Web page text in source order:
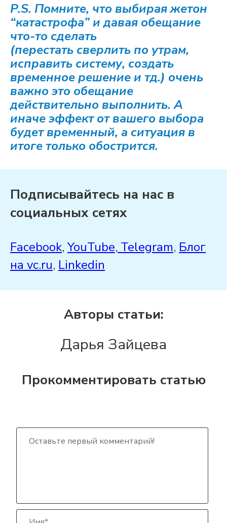
P.S. Помните, что выбирая жетон
“катастрофа” и давая обещание
что-то сделать
(перестать сверлить по утрам,
исправить систему, создать
временное решение и тд.) очень
важно это обещание
действительно выполнить. А
иначе эффект от вашего выбора
будет временный, а ситуация в
итоге только обострится.
Подписывайтесь на нас в
социальных сетях
Facebook,YouTube, Telegram, Блог
на vc.ru, Linkedin
Авторы статьи:
Дарья Зайцева
Прокомментировать статью